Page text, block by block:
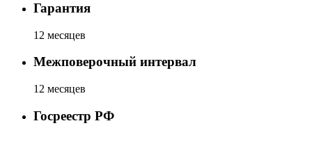
Гарантия
12 месяцев
Межповерочный интервал
12 месяцев
Госреестр РФ